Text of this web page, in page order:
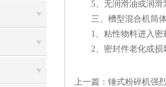
5、无润滑油或润滑泵
三、槽型混合机筒体
1、粘性物料进入密
2、密封件老化或损
上一篇： 锤式粉碎机强